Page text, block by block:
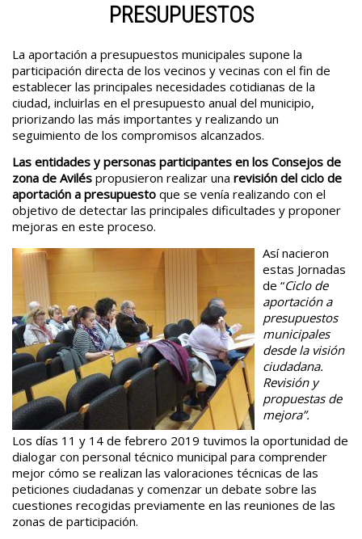
PRESUPUESTOS
La aportación a presupuestos municipales supone la
participación directa de los vecinos y vecinas con el fin de
establecer las principales necesidades cotidianas de la
ciudad, incluirlas en el presupuesto anual del municipio,
priorizando las más importantes y realizando un
seguimiento de los compromisos alcanzados.
Las entidades y personas participantes en los Consejos de
zona de Avilés propusieron realizar una revisión del ciclo de
aportación a presupuesto que se venía realizando con el
objetivo de detectar las principales dificultades y proponer
mejoras en este proceso.
Así nacieron
estas Jornadas
de “Ciclo de
aportación a
presupuestos
municipales
desde la visión
ciudadana.
Revisión y
propuestas de
mejora”.
Los días 11 y 14 de febrero 2019 tuvimos la oportunidad de
dialogar con personal técnico municipal para comprender
mejor cómo se realizan las valoraciones técnicas de las
peticiones ciudadanas y comenzar un debate sobre las
cuestiones recogidas previamente en las reuniones de las
zonas de participación.